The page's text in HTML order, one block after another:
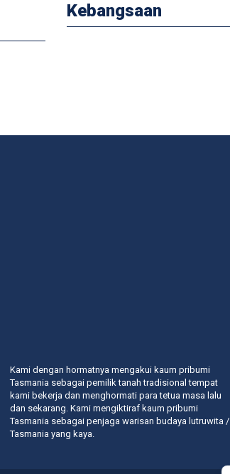
Kebangsaan
Kami dengan hormatnya mengakui kaum pribumi
Tasmania sebagai pemilik tanah tradisional tempat
kami bekerja dan menghormati para tetua masa lalu
dan sekarang. Kami mengiktiraf kaum pribumi
Tasmania sebagai penjaga warisan budaya lutruwita /
Tasmania yang kaya.